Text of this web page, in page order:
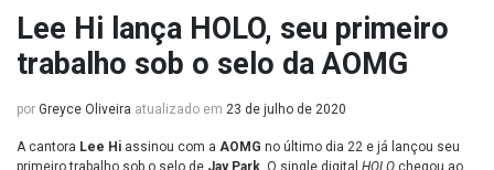
Lee Hi lança HOLO, seu primeiro
trabalho sob o selo da AOMG
por Greyce Oliveira atualizado em 23 de julho de 2020
A cantora Lee Hi assinou com a AOMG no último dia 22 e já lançou seu
primeiro trabalho sob o selo de Jay Park . O single digital HOLO chegou ao